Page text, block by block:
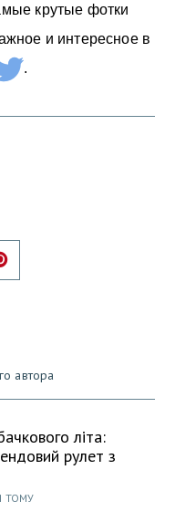
крутые фотки
и интересное в
.
автора
літа:
рулет з
ТОМУ